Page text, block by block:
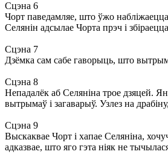
Сцэна 6
Чорт паведамляе, што ўжо
Селянін адсылае Чорта прэч і
Сцэна 7
Дзёмка сам сабе гаворыць, што
Сцэна 8
Непадалёк аб Селяніна трое дзяцей.
вытрымаў і загаварыў. Узлез на
Сцэна 9
Выскаквае Чорт і хапае Селяніна,
адказвае, што яго гэта ніяк не